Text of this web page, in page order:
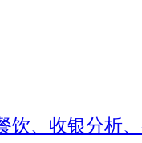
饮、收银分析